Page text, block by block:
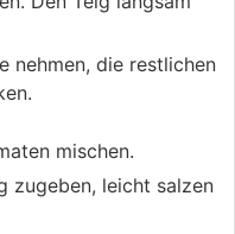
nehmen, die restlichen
mischen.
zugeben, leicht salzen